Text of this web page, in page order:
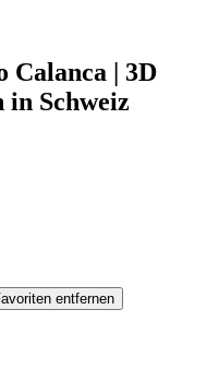
Calanca | 3D
in Schweiz
entfernen